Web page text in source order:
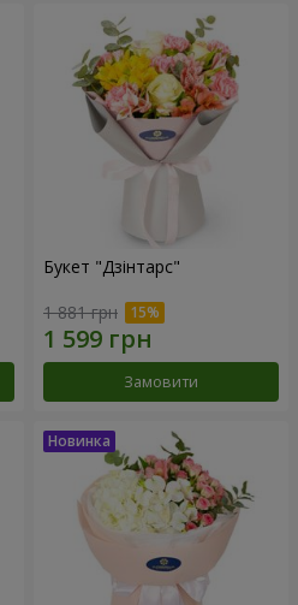
Букет "Дзінтарс"
1 881 грн
Замовити